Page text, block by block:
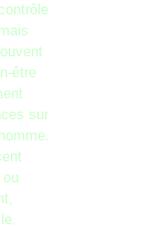
être
sur